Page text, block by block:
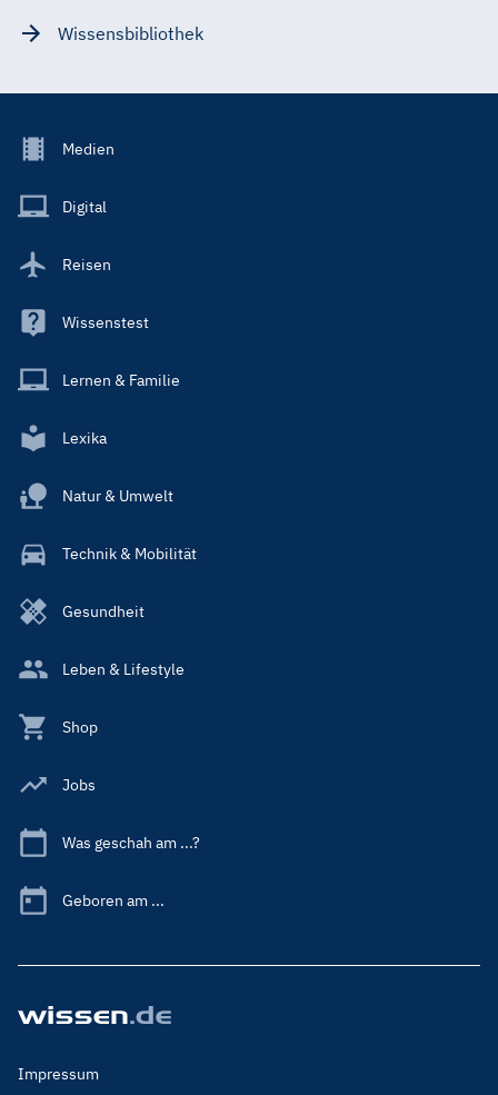
Wissensbibliothek
Footer
Main
Medien
Digital
Reisen
Wissenstest
Lernen & Familie
Lexika
Natur & Umwelt
Technik & Mobilität
Gesundheit
Leben & Lifestyle
Shop
Jobs
Was geschah am ...?
Geboren am ...
Footer
Impressum